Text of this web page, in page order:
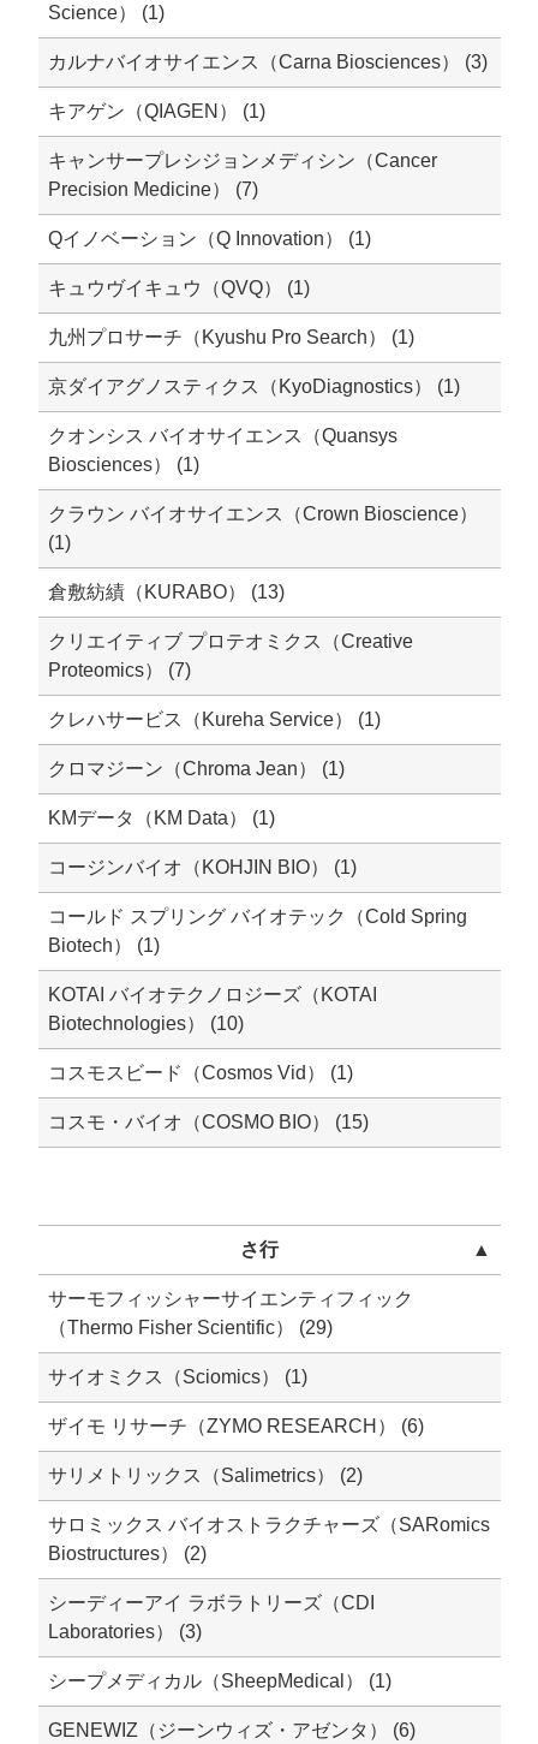
Science） (1)
カルナバイオサイエンス（Carna Biosciences） (3)
キアゲン（QIAGEN） (1)
キャンサープレシジョンメディシン（Cancer
Precision Medicine） (7)
Qイノベーション（Q Innovation） (1)
キュウヴイキュウ（QVQ） (1)
九州プロサーチ（Kyushu Pro Search） (1)
京ダイアグノスティクス（KyoDiagnostics） (1)
クオンシス バイオサイエンス（Quansys
Biosciences） (1)
クラウン バイオサイエンス（Crown Bioscience）
(1)
倉敷紡績（KURABO） (13)
クリエイティブ プロテオミクス（Creative
Proteomics） (7)
クレハサービス（Kureha Service） (1)
クロマジーン（Chroma Jean） (1)
KMデータ（KM Data） (1)
コージンバイオ（KOHJIN BIO） (1)
コールド スプリング バイオテック（Cold Spring
Biotech） (1)
KOTAI バイオテクノロジーズ（KOTAI
Biotechnologies） (10)
コスモスビード（Cosmos Vid） (1)
コスモ・バイオ（COSMO BIO） (15)
さ行 ▲
サーモフィッシャーサイエンティフィック
（Thermo Fisher Scientific） (29)
サイオミクス（Sciomics） (1)
ザイモ リサーチ（ZYMO RESEARCH） (6)
サリメトリックス（Salimetrics） (2)
サロミックス バイオストラクチャーズ（SARomics
Biostructures） (2)
シーディーアイ ラボラトリーズ（CDI
Laboratories） (3)
シープメディカル（SheepMedical） (1)
GENEWIZ（ジーンウィズ・アゼンタ） (6)